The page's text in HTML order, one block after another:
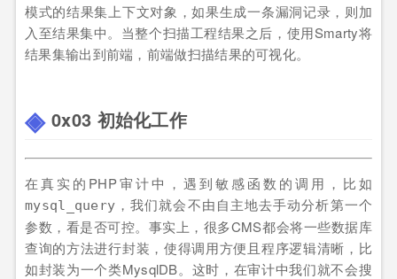
模式的结果集上下文对象，如果生成一条漏洞记录，则加
入至结果集中。当整个扫描工程结果之后，使用Smarty将
结果集输出到前端，前端做扫描结果的可视化。
0x03 初始化工作
在真实的PHP审计中，遇到敏感函数的调用，比如
mysql_query ，我们就会不由自主地去手动分析第一个
参数，看是否可控。事实上，很多CMS都会将一些数据库
查询的方法进行封装，使得调用方便且程序逻辑清晰，比
如封装为一个类MysqlDB。这时，在审计中我们就不会搜